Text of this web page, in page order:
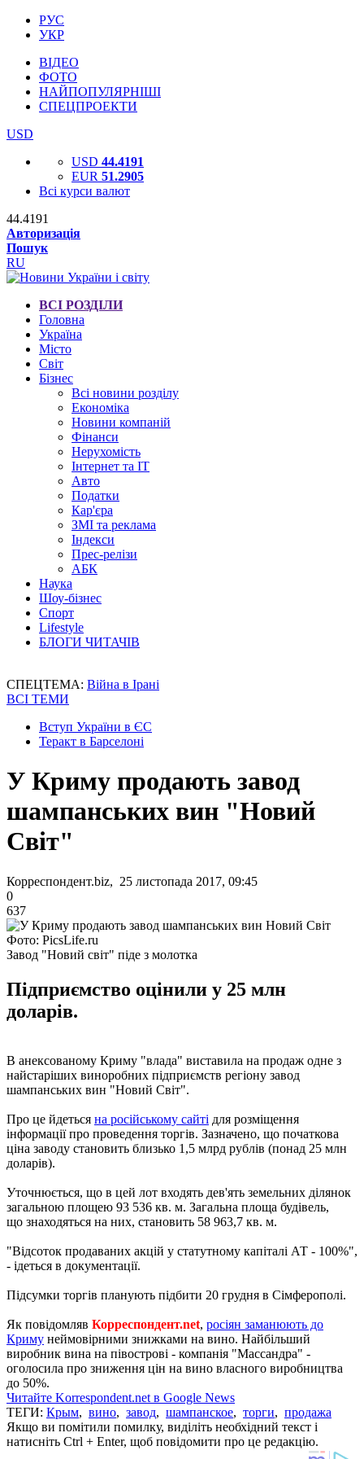
РУС
УКР
ВІДЕО
ФОТО
НАЙПОПУЛЯРНІШІ
СПЕЦПРОЕКТИ
USD
USD 44.4191
EUR 51.2905
Всі курси валют
44.4191
Авторизація
Пошук
RU
ВСІ РОЗДІЛИ
Головна
Україна
Місто
Світ
Бізнес
Всі новини розділу
Економіка
Новини компаній
Фінанси
Нерухомість
Інтернет та IT
Авто
Податки
Кар'єра
ЗМІ та реклама
Індекси
Прес-релізи
АБК
Наука
Шоу-бізнес
Спорт
Lifestyle
БЛОГИ ЧИТАЧІВ
СПЕЦТЕМА: Війна в Ірані
ВСІ ТЕМИ
Вступ України в ЄС
Теракт в Барселоні
У Криму продають завод
шампанських вин "Новий
Світ"
Корреспондент.biz, 25 листопада 2017, 09:45
0
637
Фото: PicsLife.ru
Завод "Новий світ" піде з молотка
Підприємство оцінили у 25 млн
доларів.
В анексованому Криму "влада" виставила на продаж одне з
найстаріших виноробних підприємств регіону завод
шампанських вин "Новий Світ".
Про це йдеться на російському сайті для розміщення
інформації про проведення торгів. Зазначено, що початкова
ціна заводу становить близько 1,5 млрд рублів (понад 25 млн
доларів).
Уточнюється, що в цей лот входять дев'ять земельних ділянок
загальною площею 93 536 кв. м. Загальна площа будівель,
що знаходяться на них, становить 58 963,7 кв. м.
"Відсоток продаваних акцій у статутному капіталі АТ - 100%",
- ідеться в документації.
Підсумки торгів планують підбити 20 грудня в Сімферополі.
Як повідомляв Корреспондент.net, росіян заманюють до
Криму неймовірними знижками на вино. Найбільший
виробник вина на півострові - компанія "Массандра" -
оголосила про зниження цін на вино власного виробництва
до 50%.
Читайте Korrespondent.net в Google News
ТЕГИ: Крым, вино, завод, шампанское, торги, продажа
Якщо ви помітили помилку, виділіть необхідний текст і
натисніть Ctrl + Enter, щоб повідомити про це редакцію.